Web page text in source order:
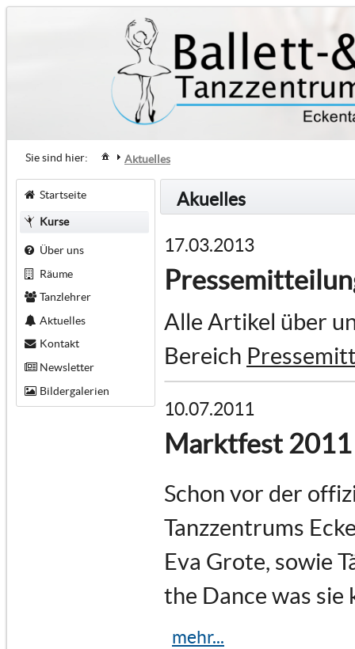
Sie sind hier: Aktuelles
Startseite
Kurse
Über uns
Räume
Tanzlehrer
Aktuelles
Kontakt
Newsletter
Bildergalerien
Akuelles
17.03.2013
Alle Artikel über
Bereich
10.07.2011
Marktfest 2011
Schon vor der
Tanzzentrums
Eva Grote, sowie
the Dance was sie
mehr...